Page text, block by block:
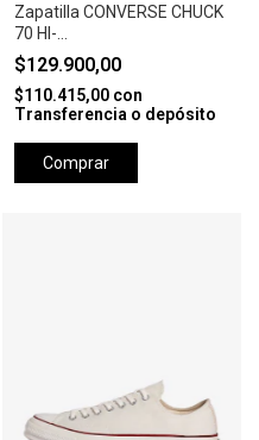
Zapatilla CONVERSE CHUCK
70 HI-
PACHMENT/WHITE/EG
$129.900,00
$110.415,00 con
Transferencia o depósito
Comprar